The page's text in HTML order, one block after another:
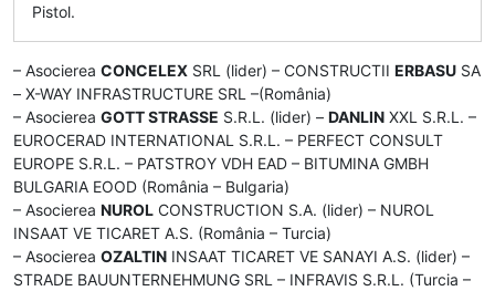
Pistol.
– Asocierea CONCELEX SRL (lider) – CONSTRUCTII ERBASU SA
– X-WAY INFRASTRUCTURE SRL –(România)
– Asocierea GOTT STRASSE S.R.L. (lider) – DANLIN XXL S.R.L. –
EUROCERAD INTERNATIONAL S.R.L. – PERFECT CONSULT
EUROPE S.R.L. – PATSTROY VDH EAD – BITUMINA GMBH
BULGARIA EOOD (România – Bulgaria)
– Asocierea NUROL CONSTRUCTION S.A. (lider) – NUROL
INSAAT VE TICARET A.S. (România – Turcia)
– Asocierea OZALTIN INSAAT TICARET VE SANAYI A.S. (lider) –
STRADE BAUUNTERNEHMUNG SRL – INFRAVIS S.R.L. (Turcia –